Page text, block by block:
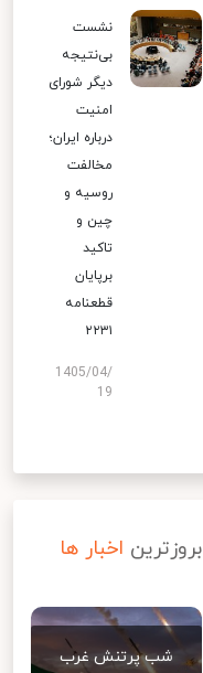
نشست
بی‌نتیجه
دیگر شورای
امنیت
درباره ایران؛
مخالفت
روسیه و
چین و
تاکید
برپایان
قطعنامه
۲۲۳۱
1405/04/
19
بروزترین اخبار ها
شب پرتنش غرب